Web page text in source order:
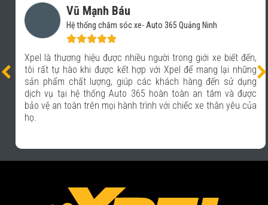
Vũ Mạnh Báu
Hệ thống chăm sóc xe- Auto 365 Quảng Ninh
Xpel là thương hiệu được nhiều người trong giới xe biết đến,
tôi rất tự hào khi được kết hợp với Xpel để mang lại những
sản phẩm chất lượng, giúp các khách hàng đến sử dụng
dịch vụ tại hệ thống Auto 365 hoàn toàn an tâm và được
bảo vệ an toàn trên mọi hành trình với chiếc xe thân yêu của
họ.